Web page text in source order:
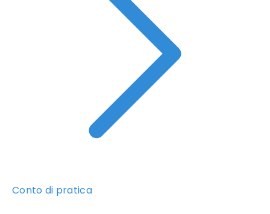
Conto di pratica